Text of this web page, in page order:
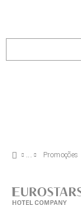
Promoções